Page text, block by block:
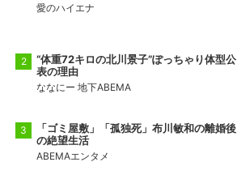
愛のハイエナ
“体重72キロの北川景子”ぽっちゃり体型公
表の理由
ななにー 地下ABEMA
「ゴミ屋敷」「孤独死」布川敏和の離婚後
の絶望生活
ABEMAエンタメ